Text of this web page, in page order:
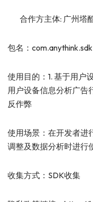
合作方主体: 广州塔
包名：
使用目的：1. 基于用户
用户设备信息分析广告
反作弊
使用场景：在开发者进
调整及数据分析时进行
收集方式：SDK收集